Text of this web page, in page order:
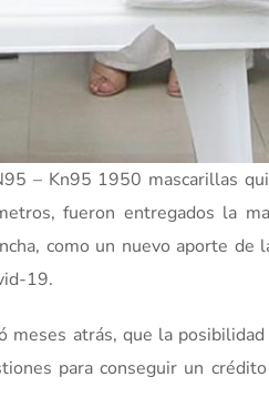
– Kn95 1950 mascarillas
fueron entregados la
como un nuevo aporte de
19.
meses atrás, que la
para conseguir un